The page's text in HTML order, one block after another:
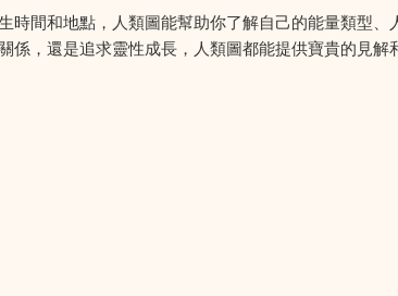
間和地點，人類圖能幫助你了解自己的能量類型、
，還是追求靈性成長，人類圖都能提供寶貴的見解